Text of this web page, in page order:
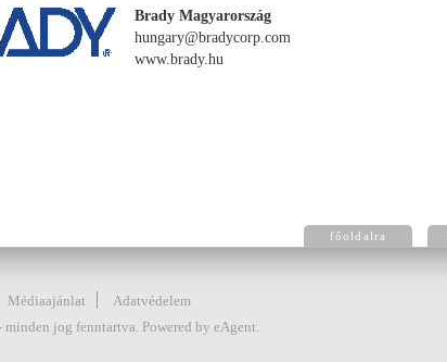
Brady Magyarország
hungary@bradycorp.com
www.brady.hu
főoldalra
Médiaajánlat
Adatvédelem
jog fenntartva. Powered by eAgent.